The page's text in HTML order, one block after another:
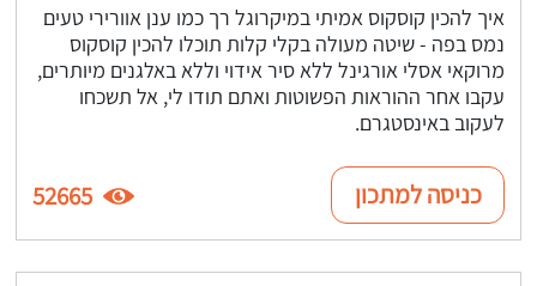
איך להכין קוסקוס אמיתי במיקרוגל רך כמו ענן אוורירי טעים
נמס בפה - שיטה מעולה בקלי קלות תוכלו להכין קוסקוס
מרוקאי אסלי אורגינל ללא סיר אידוי וללא באלגנים מיותרים,
עקבו אחר ההוראות הפשוטות ואתם תודו לי, אל תשכחו
לעקוב באינסטגרם.
כניסה למתכון 52665